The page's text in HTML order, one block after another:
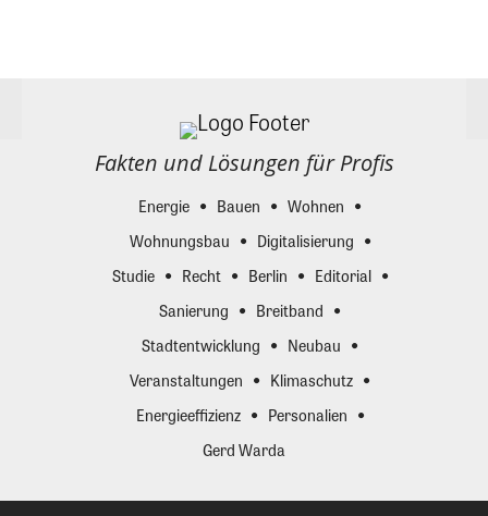
Fakten und Lösungen für Profis
Energie Bauen
Wohnen
Wohnungsbau
Digitalisierung
Studie
Recht Berlin
Editorial
Sanierung
Breitband
Stadtentwicklung
Neubau
Veranstaltungen
Klimaschutz
Energieeffizienz
Personalien
Gerd Warda